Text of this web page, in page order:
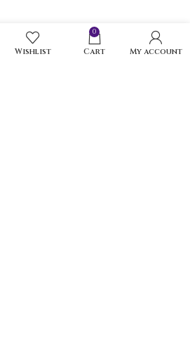
Wishlist
0
Cart My account